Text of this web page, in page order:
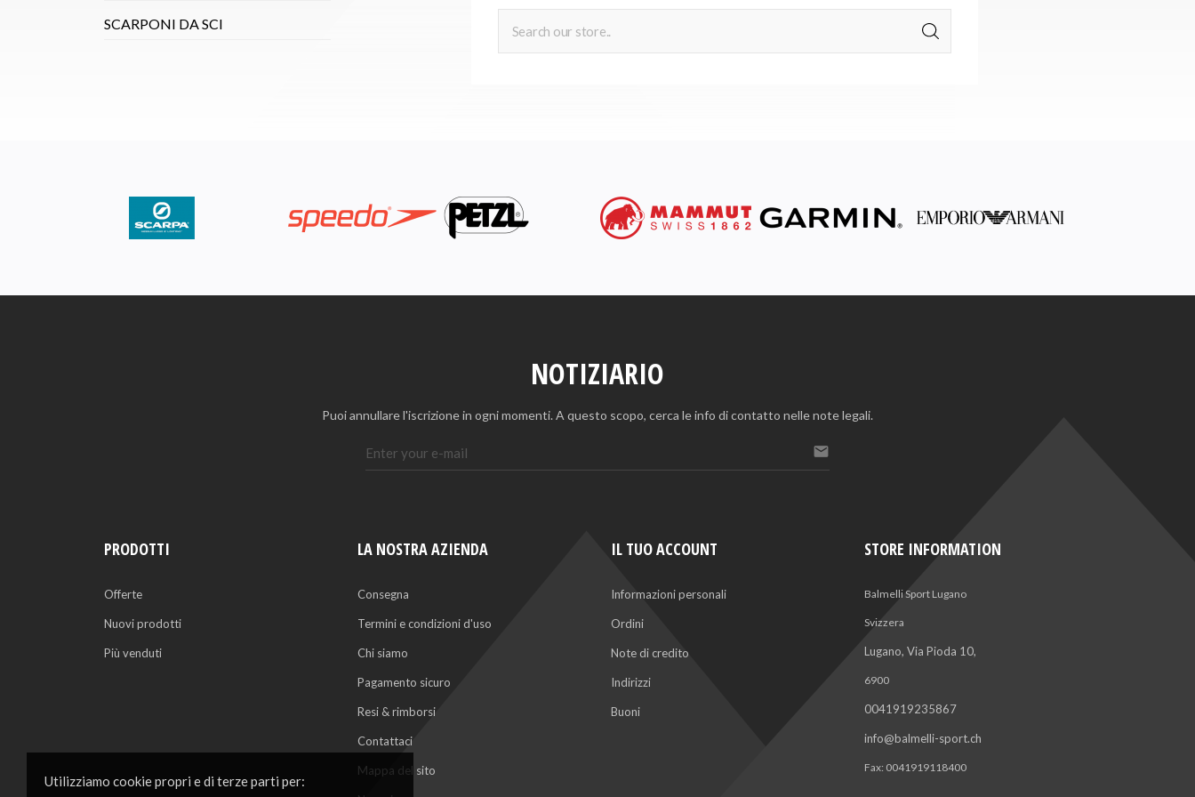
Utilizziamo cookie propri e di terze parti per:
SCARPONI DA SCI
NOTIZIARIO
Puoi annullare l'iscrizione in ogni momenti. A questo scopo, cerca le info di contatto nelle note legali.

PRODOTTI
Offerte
Nuovi prodotti
Più venduti
LA NOSTRA AZIENDA
Consegna
Termini e condizioni d'uso
Chi siamo
Pagamento sicuro
Resi & rimborsi
Contattaci
Mappa del sito
IL TUO ACCOUNT
Informazioni personali
Ordini
Note di credito
Indirizzi
Buoni
STORE INFORMATION
Balmelli Sport Lugano
Svizzera
Lugano, Via Pioda 10,
6900
0041919235867
info@balmelli-sport.ch
Fax: 0041919118400